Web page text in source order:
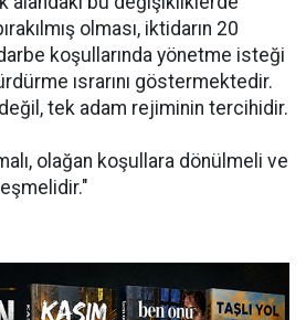
olması, iktidarın 20
koşullarında yönetme isteği
ısrarını göstermektedir.
değil, tek adam rejiminin tercihidir.
olağan koşullara dönülmeli ve